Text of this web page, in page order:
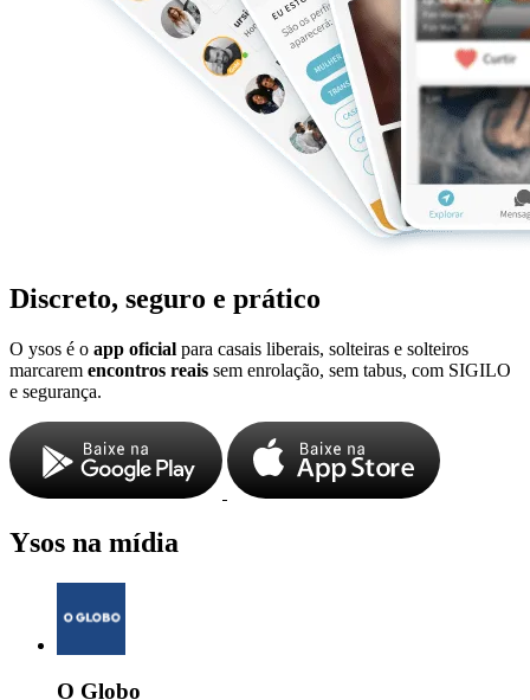
Discreto, seguro e prático
O ysos é o app oficial para casais liberais, solteiras e solteiros
marcarem encontros reais sem enrolação, sem tabus, com SIGILO
e segurança.
Ysos na mídia
O Globo